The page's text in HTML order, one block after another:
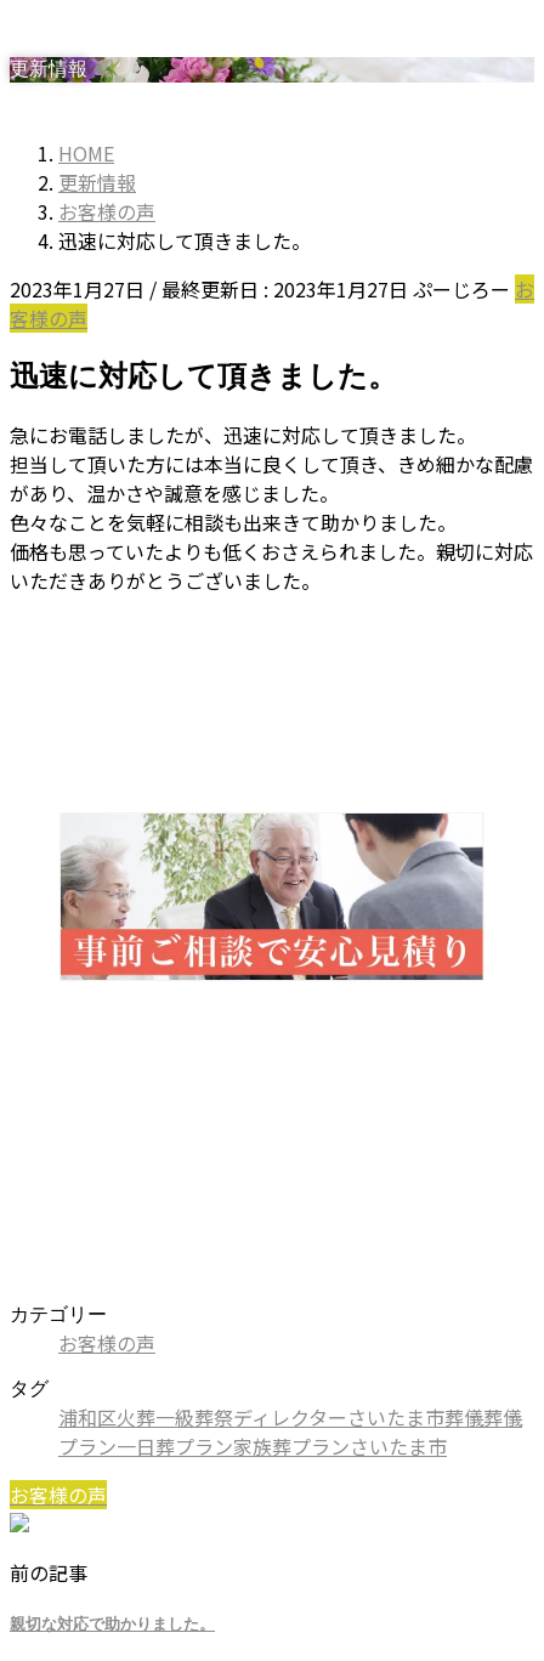
更新情報
HOME
更新情報
お客様の声
迅速に対応して頂きました。
2023年1月27日 / 最終更新日 : 2023年1月27日 ぷーじろー お
客様の声
迅速に対応して頂きました。
急にお電話しましたが、迅速に対応して頂きました。
担当して頂いた方には本当に良くして頂き、きめ細かな配慮
があり、温かさや誠意を感じました。
色々なことを気軽に相談も出来きて助かりました。
価格も思っていたよりも低くおさえられました。親切に対応
いただきありがとうございました。
カテゴリー
お客様の声
タグ
浦和区火葬一級葬祭ディレクターさいたま市葬儀葬儀
プラン一日葬プラン家族葬プランさいたま市
お客様の声
前の記事
親切な対応で助かりました。